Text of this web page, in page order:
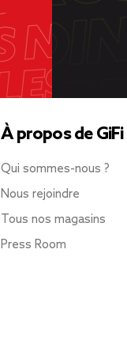
À propos de GiFi
Qui sommes-nous ?
Nous rejoindre
Tous nos magasins
Press Room